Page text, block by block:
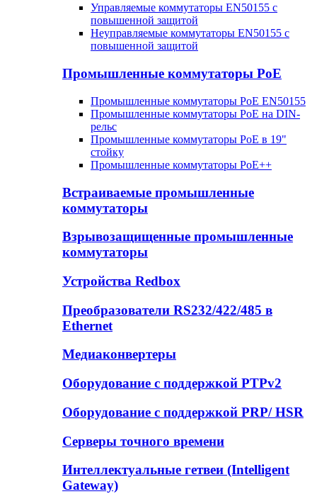
Управляемые коммутаторы EN50155 с
повышенной защитой
Неуправляемые коммутаторы EN50155 с
повышенной защитой
Промышленные коммутаторы PoE
Промышленные коммутаторы PoE EN50155
Промышленные коммутаторы PoE на DIN-
рельс
Промышленные коммутаторы PoE в 19"
стойку
Промышленные коммутаторы PoE++
Встраиваемые промышленные
коммутаторы
Взрывозащищенные промышленные
коммутаторы
Устройства Redbox
Преобразователи RS232/422/485 в
Ethernet
Медиаконвертеры
Оборудование с поддержкой PTPv2
Оборудование с поддержкой PRP/ HSR
Серверы точного времени
Интеллектуальные гетвеи (Intelligent
Gateway)